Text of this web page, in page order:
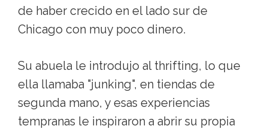
de haber crecido en el lado sur de
Chicago con muy poco dinero.
Su abuela le introdujo al thrifting, lo que
ella llamaba "junking", en tiendas de
segunda mano, y esas experiencias
tempranas le inspiraron a abrir su propia